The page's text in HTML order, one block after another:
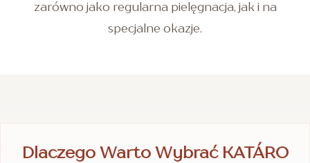
zarówno jako regularna pielęgnacja, jak i na
specjalne okazje.
Dlaczego Warto Wybrać KATÁRO